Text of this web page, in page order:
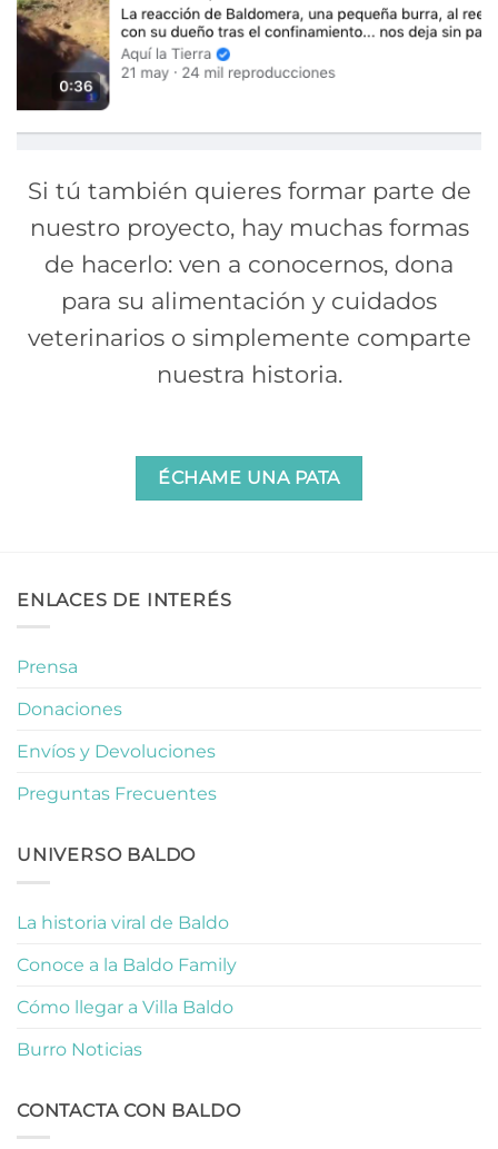
Si tú también quieres formar parte de
nuestro proyecto, hay muchas formas
de hacerlo: ven a conocernos, dona
para su alimentación y cuidados
veterinarios o simplemente comparte
nuestra historia.
ÉCHAME UNA PATA
ENLACES DE INTERÉS
Prensa
Donaciones
Envíos y Devoluciones
Preguntas Frecuentes
UNIVERSO BALDO
La historia viral de Baldo
Conoce a la Baldo Family
Cómo llegar a Villa Baldo
Burro Noticias
CONTACTA CON BALDO